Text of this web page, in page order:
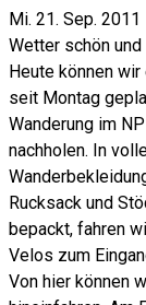
Mi. 21. Sep. 2011
Wetter schön
Heute können
seit Montag
Wanderung im
nachholen. In
Rucksack und
bepackt, fahren
Velos zum
Von hier können